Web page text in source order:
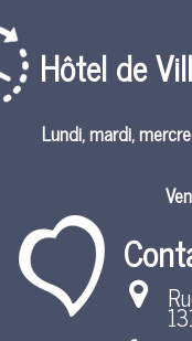
Hôtel de
Lundi, mardi,